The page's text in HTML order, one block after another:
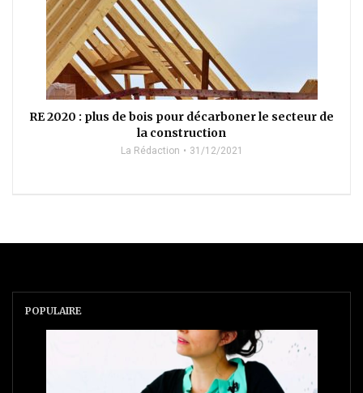
RE 2020 : plus de bois pour décarboner le secteur de
la construction
La Rédaction 31/12/2021
POPULAIRE